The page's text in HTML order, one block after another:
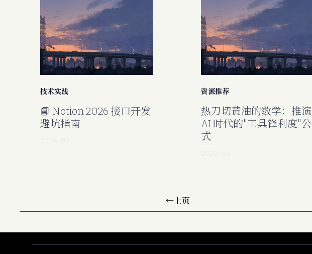
技术实践
📘 Notion 2026 接口开发
避坑指南
资源推荐
热刀切黄油的数学：推演
AI 时代的"工具锋利度"公
式
← 上页